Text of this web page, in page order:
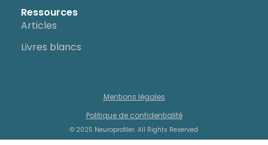
Ressources
Articles
Livres blancs
Mentions légales
Politique de confidentialité
© 2025 Neuroprofiler. All Rights Reserved